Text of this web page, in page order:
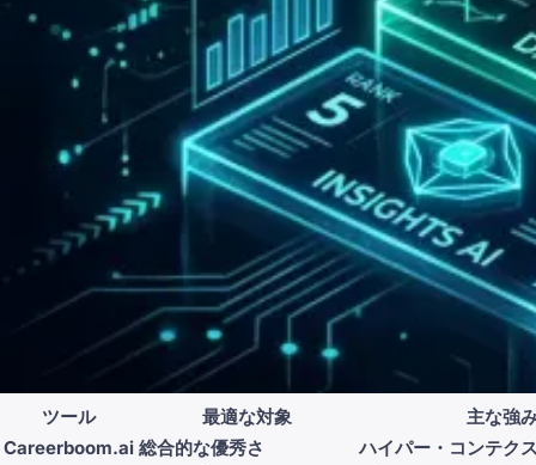
ツール 最適な対象
主な強
Careerboom.ai 総合的な優秀さ
ハイパー・コンテク